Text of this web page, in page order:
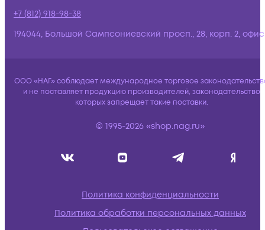
+7 (812) 918-98-38
194044, Большой Сампсониевский просп., 28, корп. 2,
ООО «НАГ» соблюдает международное торговое
и не поставляет продукцию производителей, законодательство
которых запрещает такие поставки.
© 1995-2026 «shop.nag.ru»
Политика конфиденциальности
Политика обработки персональных данных